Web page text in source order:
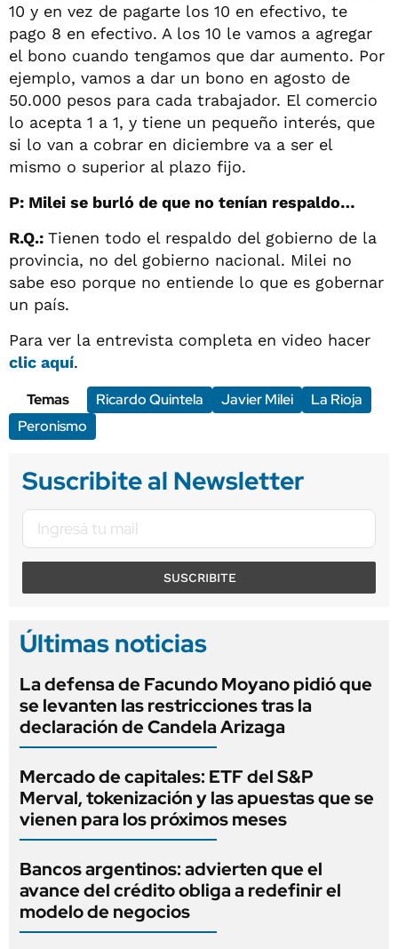
10 y en vez de pagarte los 10 en efectivo, te
pago 8 en efectivo. A los 10 le vamos a agregar
el bono cuando tengamos que dar aumento. Por
ejemplo, vamos a dar un bono en agosto de
50.000 pesos para cada trabajador. El comercio
lo acepta 1 a 1, y tiene un pequeño interés, que
si lo van a cobrar en diciembre va a ser el
mismo o superior al plazo fijo.
P: Milei se burló de que no tenían respaldo…
R.Q.: Tienen todo el respaldo del gobierno de la
provincia, no del gobierno nacional. Milei no
sabe eso porque no entiende lo que es gobernar
un país.
Para ver la entrevista completa en video hacer
clic aquí.
Temas
Ricardo Quintela Javier Milei
La Rioja
Peronismo
Suscribite al Newsletter
SUSCRIBITE
Últimas noticias
La defensa de Facundo Moyano pidió que
se levanten las restricciones tras la
declaración de Candela Arizaga
Mercado de capitales: ETF del S&P
Merval, tokenización y las apuestas que se
vienen para los próximos meses
Bancos argentinos: advierten que el
avance del crédito obliga a redefinir el
modelo de negocios